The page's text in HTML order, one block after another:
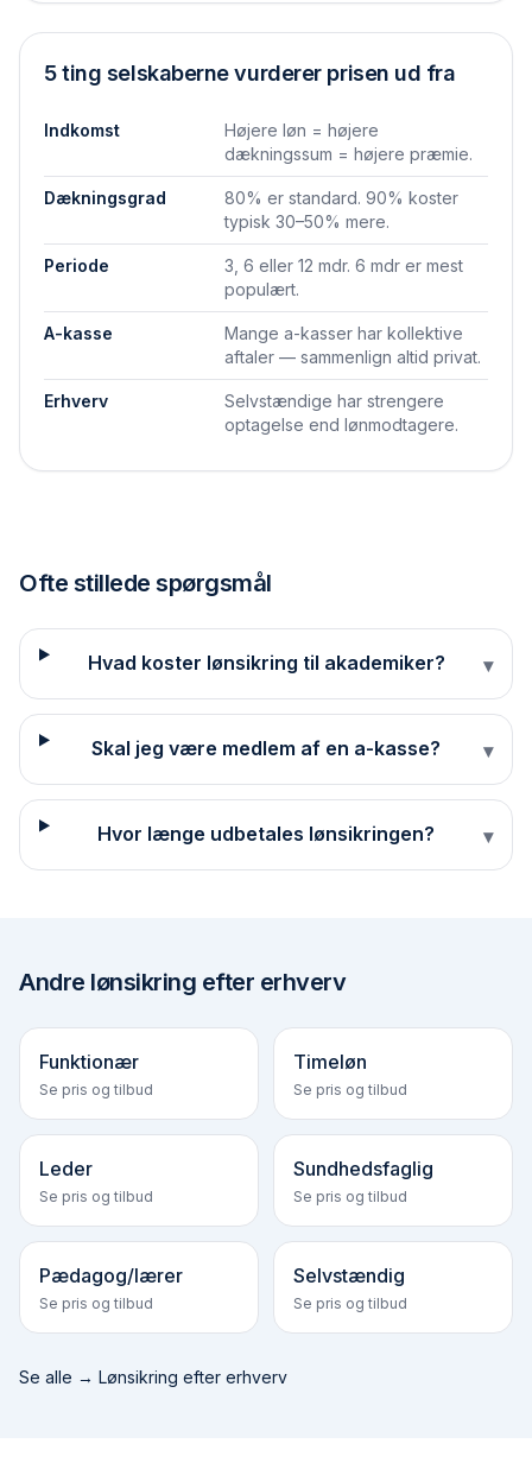
5 ting selskaberne vurderer prisen ud fra
Indkomst
Højere løn = højere
dækningssum = højere præmie.
Dækningsgrad
80% er standard. 90% koster
typisk 30–50% mere.
Periode
3, 6 eller 12 mdr. 6 mdr er mest
populært.
A-kasse
Mange a-kasser har kollektive
aftaler — sammenlign altid privat.
Erhverv
Selvstændige har strengere
optagelse end lønmodtagere.
Ofte stillede spørgsmål
Hvad koster lønsikring til akademiker? ▾
Skal jeg være medlem af en a-kasse? ▾
Hvor længe udbetales lønsikringen? ▾
Andre lønsikring efter erhverv
Funktionær
Se pris og tilbud
Timeløn
Se pris og tilbud
Leder
Se pris og tilbud
Sundhedsfaglig
Se pris og tilbud
Pædagog/lærer
Se pris og tilbud
Selvstændig
Se pris og tilbud
Se alle → Lønsikring efter erhverv